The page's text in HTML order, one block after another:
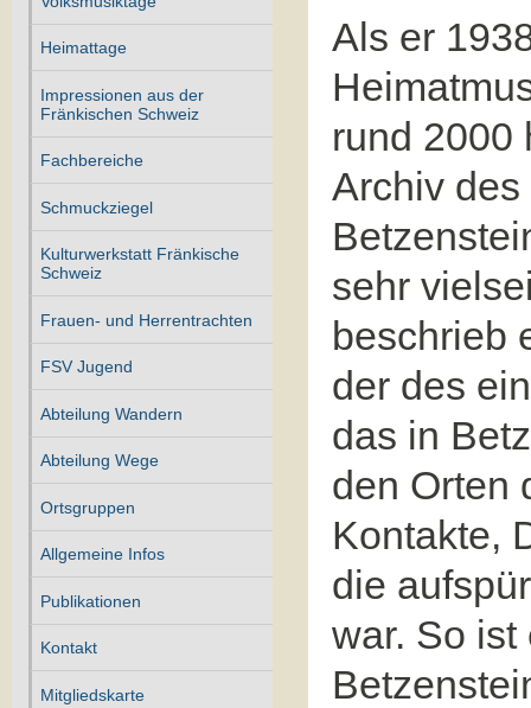
Heimattage
Impressionen aus der
Fränkischen Schweiz
Fachbereiche
Schmuckziegel
Kulturwerkstatt Fränkische
Schweiz
Frauen- und Herrentrachten
FSV Jugend
Abteilung Wandern
Abteilung Wege
Ortsgruppen
Allgemeine Infos
Publikationen
Kontakt
Mitgliedskarte
Als er
rund 2000
Archiv
sehr
beschrieb
der des
das in
den Orten
Kontakte,
die
war. So ist